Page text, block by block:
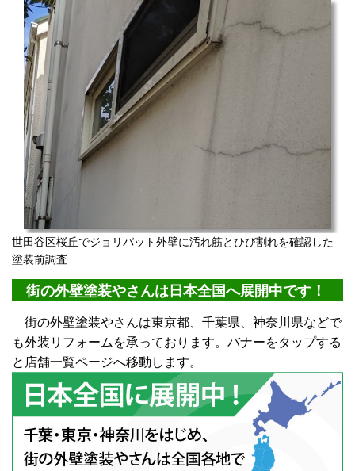
世田谷区桜丘でジョリパット外壁に汚れ筋とひび割れを確認した
塗装前調査
街の外壁塗装やさんは日本全国へ展開中です！
街の外壁塗装やさんは東京都、千葉県、神奈川県などで
も外装リフォームを承っております。バナーをタップする
と店舗一覧ページへ移動します。